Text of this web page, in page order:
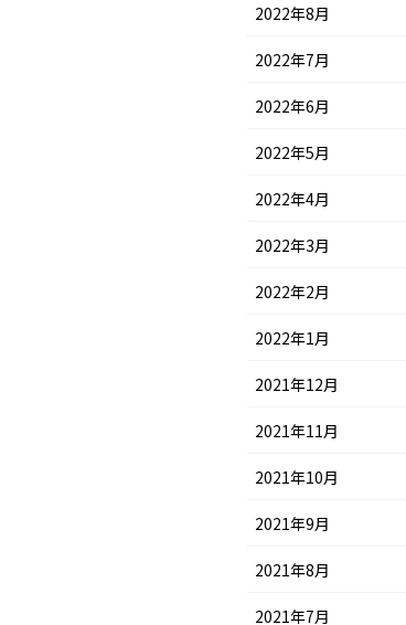
2022年8月
2022年7月
2022年6月
2022年5月
2022年4月
2022年3月
2022年2月
2022年1月
2021年12月
2021年11月
2021年10月
2021年9月
2021年8月
2021年7月